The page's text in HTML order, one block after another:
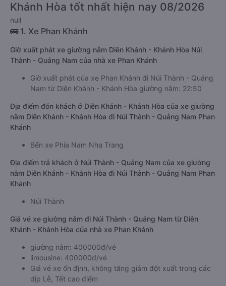
Khánh Hòa tốt nhất hiện nay 08/2026
null
🚌 1. Xe Phan Khánh
Giờ xuất phát xe giường nằm Diên Khánh - Khánh Hòa Núi
Thành - Quảng Nam của nhà xe Phan Khánh
Giờ xuất phát của xe Phan Khánh đi Núi Thành - Quảng
Nam từ Diên Khánh - Khánh Hòa giường nằm: 22:50
Địa điểm đón khách ở Diên Khánh - Khánh Hòa của xe giường
nằm Diên Khánh - Khánh Hòa đi Núi Thành - Quảng Nam Phan
Khánh
Bến xe Phía Nam Nha Trang
Địa điểm trả khách ở Núi Thành - Quảng Nam của xe giường
nằm Diên Khánh - Khánh Hòa đi Núi Thành - Quảng Nam Phan
Khánh
Núi Thành
Giá vé xe giường nằm đi Núi Thành - Quảng Nam từ Diên
Khánh - Khánh Hòa của nhà xe Phan Khánh
giường nằm: 400000đ/vé
limousine: 400000đ/vé
Giá vé xe ổn định, không tăng giảm đột xuất trong các
dịp Lễ, Tết cao điểm